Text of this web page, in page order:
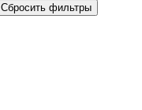
Сбросить фильтры